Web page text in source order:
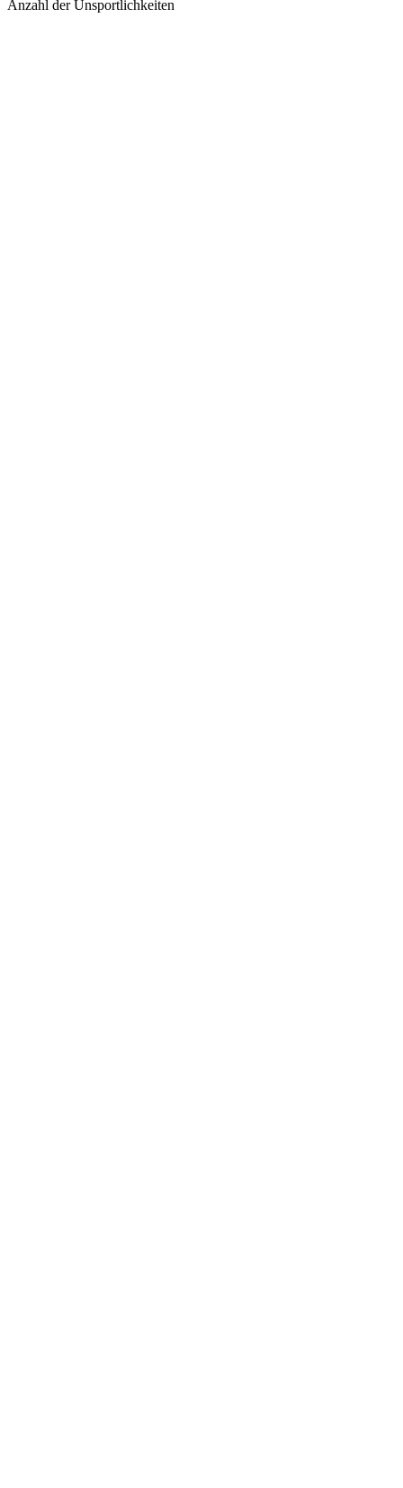
Anzahl der Unsportlichkeiten